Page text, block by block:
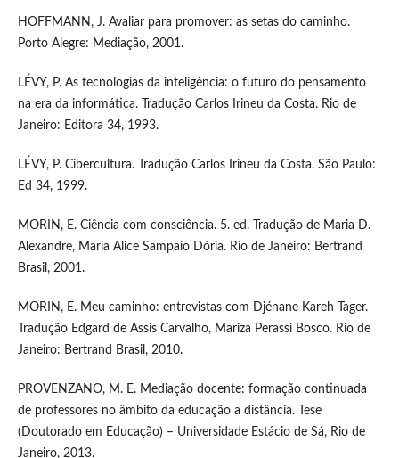
HOFFMANN, J. Avaliar para promover: as setas do caminho.
Porto Alegre: Mediação, 2001.
LÉVY, P. As tecnologias da inteligência: o futuro do pensamento
na era da informática. Tradução Carlos Irineu da Costa. Rio de
Janeiro: Editora 34, 1993.
LÉVY, P. Cibercultura. Tradução Carlos Irineu da Costa. São Paulo:
Ed 34, 1999.
MORIN, E. Ciência com consciência. 5. ed. Tradução de Maria D.
Alexandre, Maria Alice Sampaio Dória. Rio de Janeiro: Bertrand
Brasil, 2001.
MORIN, E. Meu caminho: entrevistas com Djénane Kareh Tager.
Tradução Edgard de Assis Carvalho, Mariza Perassi Bosco. Rio de
Janeiro: Bertrand Brasil, 2010.
PROVENZANO, M. E. Mediação docente: formação continuada
de professores no âmbito da educação a distância. Tese
(Doutorado em Educação) – Universidade Estácio de Sá, Rio de
Janeiro, 2013.